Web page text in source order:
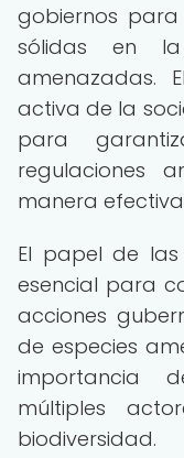
gobiernos
sólidas en
amenazadas.
activa de la
para
regulaciones
manera
El papel de
esencial para
acciones
de especies
importancia
múltiples
biodiversidad.